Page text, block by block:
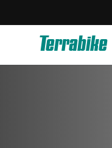
Terrabike